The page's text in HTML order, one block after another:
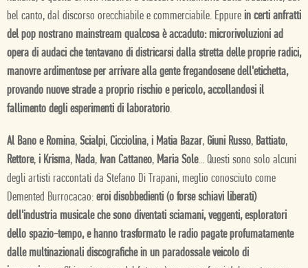
bel canto, dal discorso orecchiabile e commerciabile. Eppure in certi anfratti
del pop nostrano mainstream qualcosa è accaduto: microrivoluzioni ad
opera di audaci che tentavano di districarsi dalla stretta delle proprie radici,
manovre ardimentose per arrivare alla gente fregandosene dell'etichetta,
provando nuove strade a proprio rischio e pericolo, accollandosi il
fallimento degli esperimenti di laboratorio.
Al Bano e Romina, Scialpi, Cicciolina, i Matia Bazar, Giuni Russo, Battiato,
Rettore, i Krisma, Nada, Ivan Cattaneo, Maria Sole... Questi sono solo alcuni
degli artisti raccontati da Stefano Di Trapani, meglio conosciuto come
Demented Burrocacao: eroi disobbedienti (o forse schiavi liberati)
dell'industria musicale che sono diventati sciamani, veggenti, esploratori
dello spazio-tempo, e hanno trasformato le radio pagate profumatamente
dalle multinazionali discografiche in un paradossale veicolo di